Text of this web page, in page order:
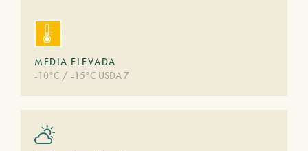
MEDIA ELEVADA
-10°C / -15°C USDA 7